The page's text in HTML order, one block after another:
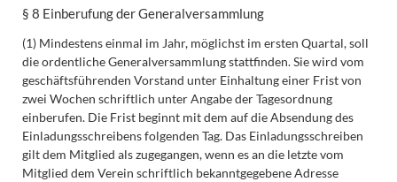
§ 8 Einberufung der Generalversammlung
(1) Mindestens einmal im Jahr, möglichst im ersten Quartal, soll
die ordentliche Generalversammlung stattfinden. Sie wird vom
geschäftsführenden Vorstand unter Einhaltung einer Frist von
zwei Wochen schriftlich unter Angabe der Tagesordnung
einberufen. Die Frist beginnt mit dem auf die Absendung des
Einladungsschreibens folgenden Tag. Das Einladungsschreiben
gilt dem Mitglied als zugegangen, wenn es an die letzte vom
Mitglied dem Verein schriftlich bekanntgegebene Adresse